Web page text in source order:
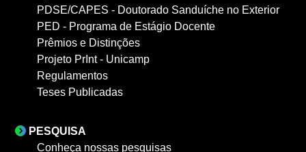
PDSE/CAPES - Doutorado Sanduíche no Exterior
PED - Programa de Estágio Docente
Prêmios e Distinções
Projeto PrInt - Unicamp
Regulamentos
Teses Publicadas
PESQUISA
Conheça nossas pesquisas